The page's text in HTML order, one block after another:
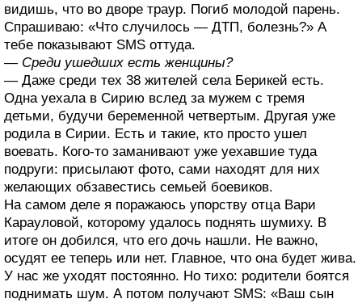
видишь, что во дворе траур. Погиб молодой парень.
Спрашиваю: «Что случилось — ДТП, болезнь?» А
тебе показывают SMS оттуда.
— Среди ушедших есть женщины?
— Даже среди тех 38 жителей села Берикей есть.
Одна уехала в Сирию вслед за мужем с тремя
детьми, будучи беременной четвертым. Другая уже
родила в Сирии. Есть и такие, кто просто ушел
воевать. Кого-то заманивают уже уехавшие туда
подруги: присылают фото, сами находят для них
желающих обзавестись семьей боевиков.
На самом деле я поражаюсь упорству отца Вари
Карауловой, которому удалось поднять шумиху. В
итоге он добился, что его дочь нашли. Не важно,
осудят ее теперь или нет. Главное, что она будет жива.
У нас же уходят постоянно. Но тихо: родители боятся
поднимать шум. А потом получают SMS: «Ваш сын